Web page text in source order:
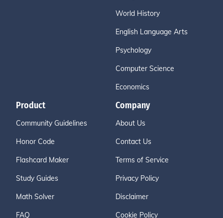
World History
English Language Arts
Psychology
Computer Science
Economics
Product
Community Guidelines
Honor Code
Flashcard Maker
Study Guides
Math Solver
FAQ
Company
About Us
Contact Us
Terms of Service
Privacy Policy
Disclaimer
Cookie Policy